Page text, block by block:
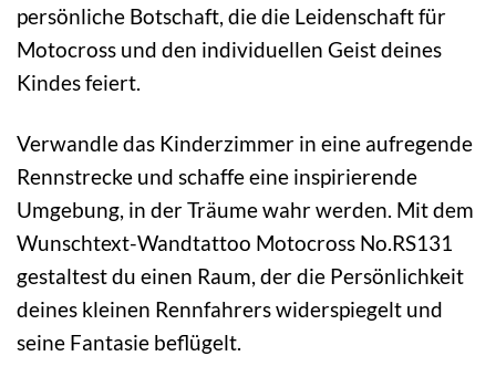
persönliche Botschaft, die die Leidenschaft für
Motocross und den individuellen Geist deines
Kindes feiert.
Verwandle das Kinderzimmer in eine aufregende
Rennstrecke und schaffe eine inspirierende
Umgebung, in der Träume wahr werden. Mit dem
Wunschtext-Wandtattoo Motocross No.RS131
gestaltest du einen Raum, der die Persönlichkeit
deines kleinen Rennfahrers widerspiegelt und
seine Fantasie beflügelt.